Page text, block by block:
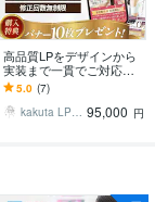
高品質LPをデザインから
実装まで一貫でご対応し
ます デザイン×マーケ
で“伝わる×売れる”LP制作
5.0 (7)
kakuta LPデザイナー 95,000 円